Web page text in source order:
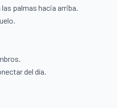
palmas hacia arriba.
del día.